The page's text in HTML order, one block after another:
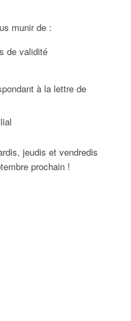
munir de :
de validité
à la lettre de
jeudis et vendredis
prochain !